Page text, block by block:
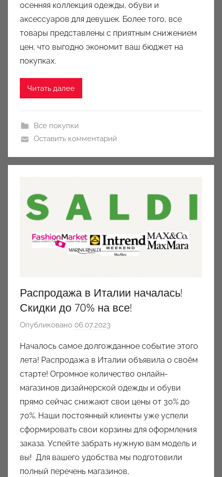
a
u
k
c
осенняя коллекция одежды, обуви и
аксессуаров для девушек. Более того, все
товары представлены с приятным снижением
цен, что выгодно экономит ваш бюджет на
покупках.
Читать далее
Все покупки
Оставить комментарий
Распродажа в Италии началась!
Скидки до 70% на все!
Опубликовано 06.07.2023
т
о
р
о
м
a
u
k
c
Началось самое долгожданное событие этого
лета! Распродажа в Италии объявила о своём
старте! Огромное количество онлайн-
магазинов дизайнерской одежды и обуви
прямо сейчас снижают свои цены от 30% до
70%. Наши постоянный клиенты уже успели
сформировать свои корзины для оформления
заказа. Успейте забрать нужную вам модель и
вы! Для вашего удобства мы подготовили
полный перечень магазинов,